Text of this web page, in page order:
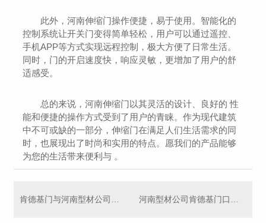
此外，河南伸缩门操作便捷，易于使用。智能化的
控制系统让开关门变得简单轻松，用户可以通过遥控、
手机APP等方式实现远程控制，极大方便了日常生活。
同时，门的开启速度快，响应灵敏，更增加了用户的舒
适感受。
总的来说，河南伸缩门以其灵活的设计、良好的 性
能和便捷的操作方式受到了用户的青睐。作为现代建筑
中不可或缺的一部分，伸缩门在满足人们生活需求的同
时，也展现出了时尚和实用的特点。愿我们的产品能够
为您的生活带来便利与 。